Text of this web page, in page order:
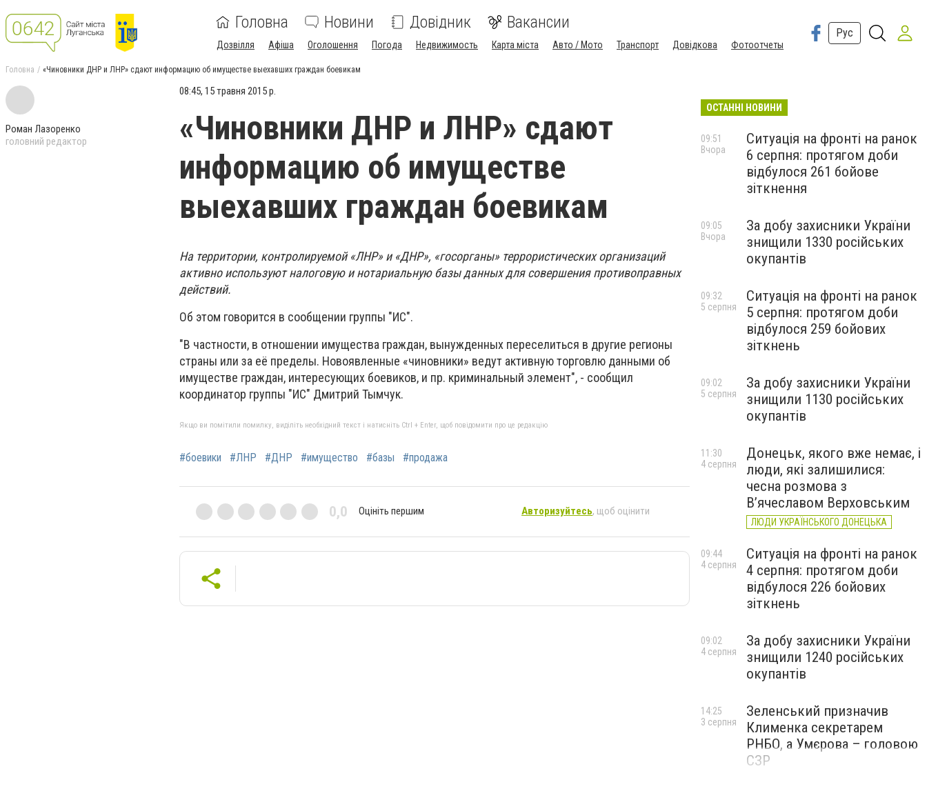
Головна Новини Довідник Вакансии
Дозвілля Афіша Оголошення Погода Недвижимость Карта міста Авто / Мото Транспорт Довідкова Фотоотчеты
Рус
Головна «Чиновники ДНР и ЛНР» сдают информацию об имуществе выехавших граждан боевикам
Роман Лазоренко
головний редактор
08:45, 15 травня 2015 р.
«Чиновники ДНР и ЛНР» сдают
информацию об имуществе
выехавших граждан боевикам
На территории, контролируемой «ЛНР» и «ДНР», «госорганы» террористических организаций
активно используют налоговую и нотариальную базы данных для совершения противоправных
действий.
Об этом говорится в сообщении группы "ИС".
"В частности, в отношении имущества граждан, вынужденных переселиться в другие регионы
страны или за её пределы. Новоявленные «чиновники» ведут активную торговлю данными об
имуществе граждан, интересующих боевиков, и пр. криминальный элемент", - сообщил
координатор группы "ИС" Дмитрий Тымчук.
Якщо ви помітили помилку, виділіть необхідний текст і натисніть Ctrl + Enter, щоб повідомити про це редакцію
#боевики #ЛНР #ДНР #имущество #базы #продажа
0,0 Оцініть першим Авторизуйтесь, щоб оцінити
ОСТАННІ НОВИНИ
Ситуація на фронті на ранок
6 серпня: протягом доби
відбулося 261 бойове
зіткнення
09:51
Вчора
За добу захисники України
знищили 1330 російських
окупантів
09:05
Вчора
Ситуація на фронті на ранок
5 серпня: протягом доби
відбулося 259 бойових
зіткнень
09:32
5 серпня
За добу захисники України
знищили 1130 російських
окупантів
09:02
5 серпня
Донецьк, якого вже немає, і
люди, які залишилися:
чесна розмова з
В’ячеславом Верховським
ЛЮДИ УКРАЇНСЬКОГО ДОНЕЦЬКА
11:30
4 серпня
Ситуація на фронті на ранок
4 серпня: протягом доби
відбулося 226 бойових
зіткнень
09:44
4 серпня
За добу захисники України
знищили 1240 російських
окупантів
09:02
4 серпня
Зеленський призначив
Клименка секретарем
РНБО, а Умєрова – головою
СЗР
14:25
3 серпня